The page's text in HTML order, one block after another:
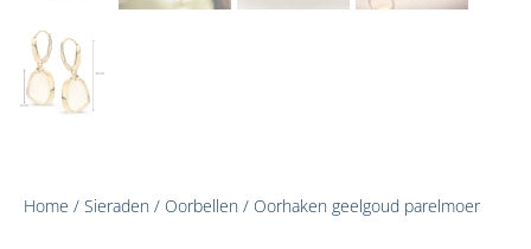
Home / Sieraden / Oorbellen / Oorhaken geelgoud parelmoer